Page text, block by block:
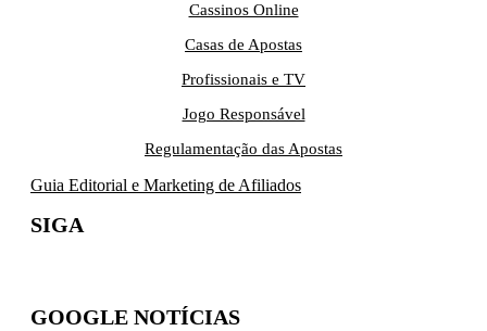
Cassinos Online
Casas de Apostas
Profissionais e TV
Jogo Responsável
Regulamentação das Apostas
Guia Editorial e Marketing de Afiliados
SIGA
GOOGLE NOTÍCIAS